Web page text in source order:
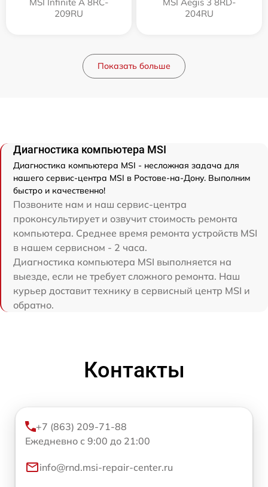
209RU
204RU
Показать больше
Диагностика компьютера MSI
Диагностика компьютера MSI - несложная задача для
нашего сервис-центра MSI в Ростове-на-Дону. Выполним
быстро и качественно!
Позвоните нам и наш сервис-центра
проконсультирует и озвучит стоимость ремонта
компьютера. Среднее время ремонта устройств MSI
в нашем сервисном - 2 часа.
Диагностика компьютера MSI выполняется на
выезде, если не требует сложного ремонта. Наш
курьер доставит технику в сервисный центр MSI и
обратно.
Контакты
+7 (863) 209-71-88
Ежедневно с 9:00 до 21:00
info@rnd.msi-repair-center.ru